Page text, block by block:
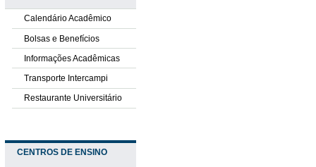
Calendário Acadêmico
Bolsas e Benefícios
Informações Acadêmicas
Transporte Intercampi
Restaurante Universitário
CENTROS DE ENSINO